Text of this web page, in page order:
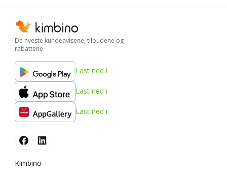
De nyeste kundeavisene, tilbudene og
rabattene
Last ned i
Last ned i
Last ned i
Kimbino